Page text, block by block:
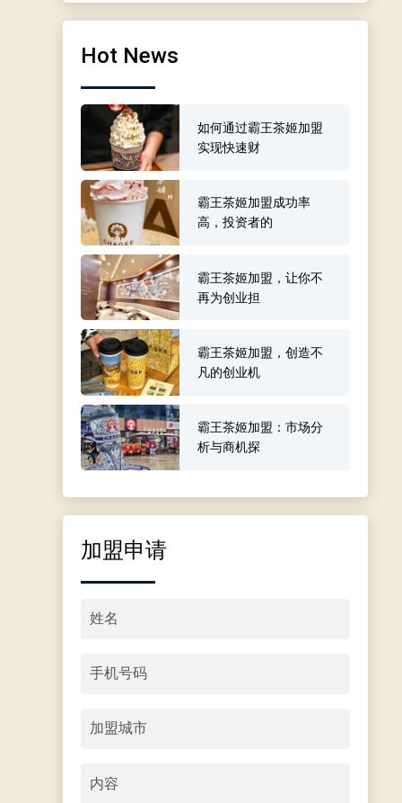
Hot News
如何通过霸王茶姬加盟
实现快速财
霸王茶姬加盟成功率
高，投资者的
霸王茶姬加盟，让你不
再为创业担
霸王茶姬加盟，创造不
凡的创业机
霸王茶姬加盟：市场分
析与商机探
加盟申请